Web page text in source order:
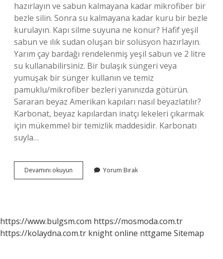
hazırlayın ve sabun kalmayana kadar mikrofiber bir
bezle silin. Sonra su kalmayana kadar kuru bir bezle
kurulayın. Kapı silme suyuna ne konur? Hafif yeşil
sabun ve ılık sudan oluşan bir solüsyon hazırlayın.
Yarım çay bardağı rendelenmiş yeşil sabun ve 2 litre
su kullanabilirsiniz. Bir bulaşık süngeri veya
yumuşak bir sünger kullanın ve temiz
pamuklu/mikrofiber bezleri yanınızda götürün.
Sararan beyaz Amerikan kapıları nasıl beyazlatılır?
Karbonat, beyaz kapılardan inatçı lekeleri çıkarmak
için mükemmel bir temizlik maddesidir. Karbonatı
suyla…
Devamını okuyun Amerikan
Kapı
Yorum Bırak
https://www.bulgsm.com https://mosmoda.com.tr
https://kolaydna.com.tr knight online nttgame Sitemap